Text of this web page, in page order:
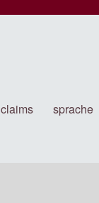
claims sprache